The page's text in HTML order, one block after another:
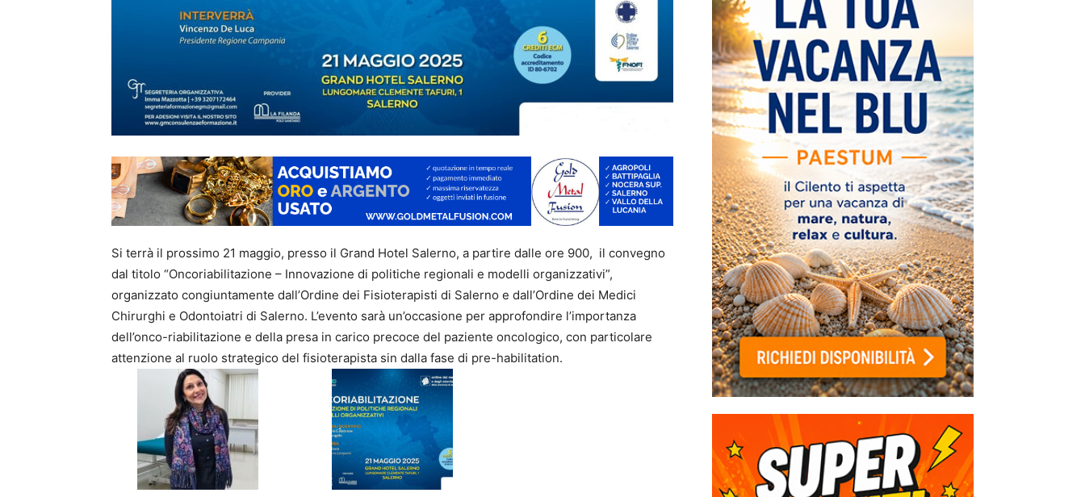
Si terrà il prossimo 21 maggio, presso il Grand Hotel Salerno, a partire dalle ore 900, il convegno
dal titolo “Oncoriabilitazione – Innovazione di politiche regionali e modelli organizzativi”,
organizzato congiuntamente dall’Ordine dei Fisioterapisti di Salerno e dall’Ordine dei Medici
Chirurghi e Odontoiatri di Salerno. L’evento sarà un’occasione per approfondire l’importanza
dell’onco-riabilitazione e della presa in carico precoce del paziente oncologico, con particolare
attenzione al ruolo strategico del fisioterapista sin dalla fase di pre-habilitation.